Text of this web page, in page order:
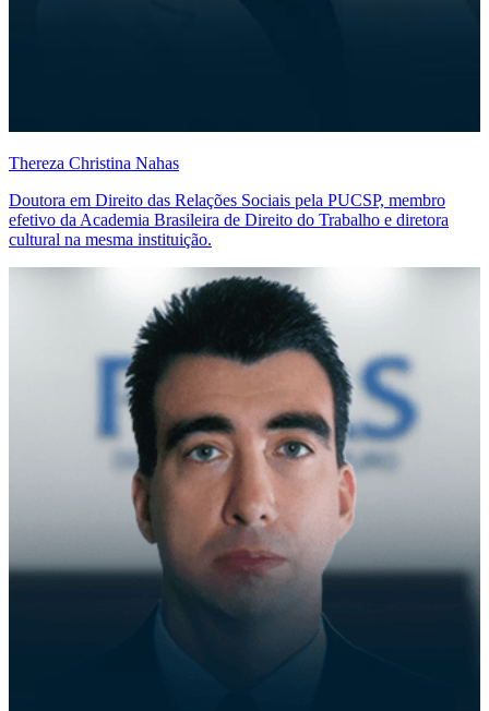
Thereza Christina Nahas
Doutora em Direito das Relações Sociais pela PUCSP, membro
efetivo da Academia Brasileira de Direito do Trabalho e diretora
cultural na mesma instituição.